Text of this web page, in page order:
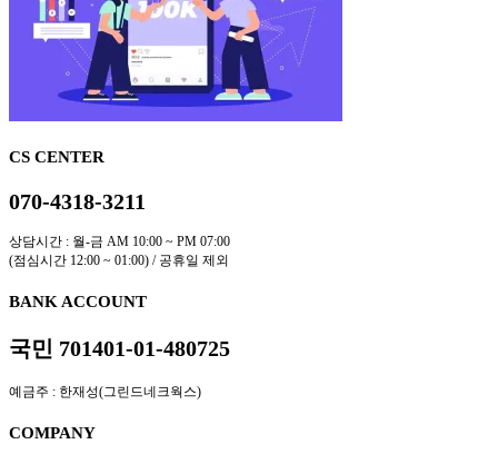
CS CENTER
070-4318-3211
상담시간 : 월-금 AM 10:00 ~ PM 07:00
(점심시간 12:00 ~ 01:00) / 공휴일 제외
BANK ACCOUNT
국민 701401-01-480725
예금주 : 한재성(그린드네크웍스)
COMPANY